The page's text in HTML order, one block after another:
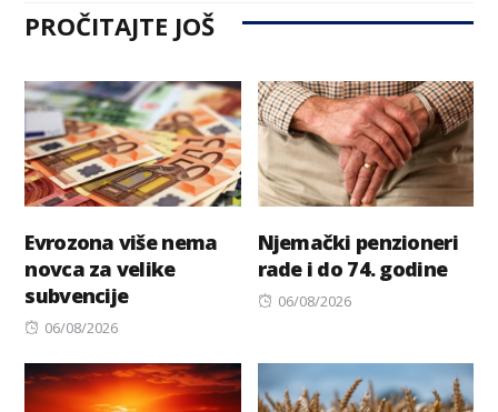
PROČITAJTE JOŠ
Evrozona više nema
novca za velike
subvencije
Posted
06/08/2026
Njemački penzioneri
rade i do 74. godine
Posted
06/08/2026